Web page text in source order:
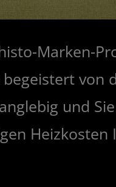
Marken-
von
und
Heizkosten